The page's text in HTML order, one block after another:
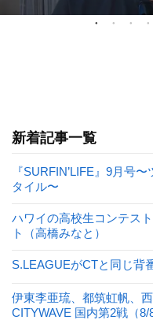
新着記事一覧
『SURFIN’LIFE』9月号
タイル〜
ハワイの高校生コンテス
ト（高橋みなと）
S.LEAGUEがCTと同じ背
伊東李亜琉、都筑虹帆、
CITYWAVE 国内第2戦（8/8